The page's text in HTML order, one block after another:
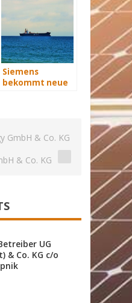
Siemens
bekommt neue
GmbH & Co. KG
& Co. KG
UG
& Co. KG c/o